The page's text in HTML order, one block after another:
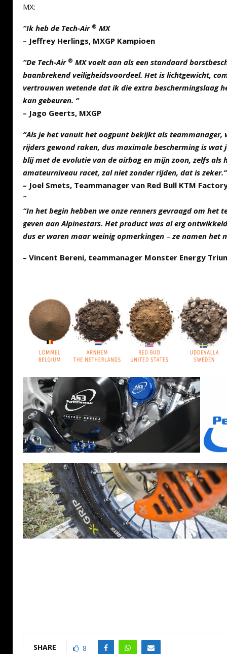
MX:
“Ik heb de Tech-Air ® MX
– Jeffrey Herlings, MXGP Kampioen
“De Tech-Air ® MX voelt aan als een standaard
baanbrekend veiligheidsvoordeel. Het is lichtgewicht,
vertrouwen wetende dat ik die extra beschermingslaag
kan gebeuren. “
– Jago Geerts, MXGP
“Als je het vanuit het oogpunt bekijkt als
rijders gewond raken, dus maximale bescherming is wat
blij met de evolutie van de airbag en mijn zoon, zelfs als
amateurniveau racet, zal niet zonder rijden, dat is zeker.”
– Joel Smets, Teammanager van Red Bull KTM
”
“In het begin hebben we onze renners gevraagd om het
geven aan Alpinestars. Het product was al erg
dus er waren maar weinig opmerkingen –ze namen het
– Vincent Bereni, teammanager Monster Energy
SHARE 8